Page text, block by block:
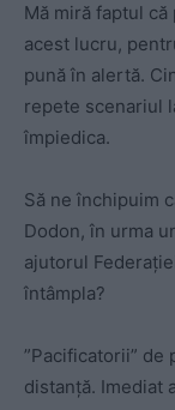
Mă miră faptul
acest lucru,
pună în alertă.
repete scenariul
împiedica.
Să ne închipuim
Dodon, în urma
ajutorul
întâmpla?
”Pacificatorii”
distanță. Imediat